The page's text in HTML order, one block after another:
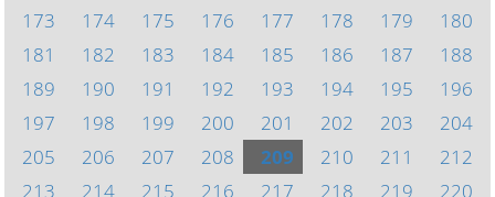
173
174 175 176 177 178 179
180
181
182 183 184 185 186 187
188
189
190 191 192 193 194 195
196
197
198 199 200 201 202 203
204
205
206 207 208 209 210 211
212
213
214 215 216 217 218 219 220